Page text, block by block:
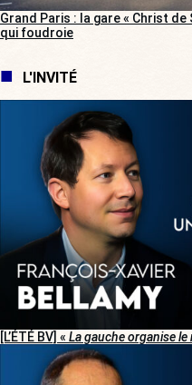
Grand Paris : la gare « Christ
qui foudroie
L'INVITÉ
[L’ÉTÉ BV] « La gauche organise